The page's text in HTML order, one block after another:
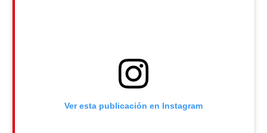
Ver esta publicación en Instagram